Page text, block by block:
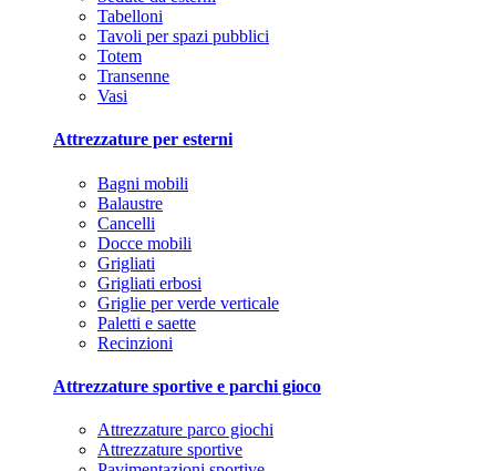
Tabelloni
Tavoli per spazi pubblici
Totem
Transenne
Vasi
Attrezzature per esterni
Bagni mobili
Balaustre
Cancelli
Docce mobili
Grigliati
Grigliati erbosi
Griglie per verde verticale
Paletti e saette
Recinzioni
Attrezzature sportive e parchi gioco
Attrezzature parco giochi
Attrezzature sportive